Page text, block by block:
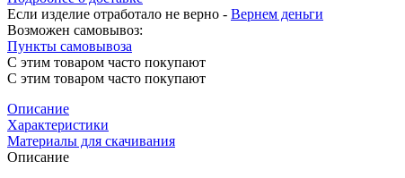
Если изделие отработало не верно - Вернем деньги
Возможен самовывоз:
Пункты самовывоза
С этим товаром часто покупают
С этим товаром часто покупают
Описание
Характеристики
Материалы для скачивания
Описание